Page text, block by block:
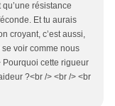
résistance
Et tu aurais
croyant, c’est aussi,
se voir comme nous
Pourquoi cette rigueur
?<br /> <br /> <br